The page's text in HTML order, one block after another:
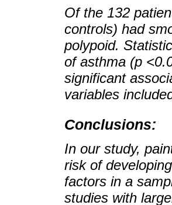
Of the 132
controls) had
polypoid.
of asthma (p
significant
variables
Conclusions:
In our study,
risk of
factors in a
studies with